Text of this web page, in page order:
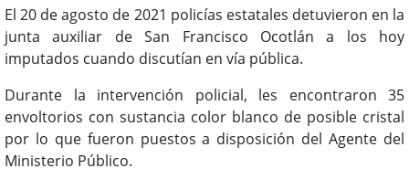
El 20 de agosto de 2021 policías estatales detuvieron en la
junta auxiliar de San Francisco Ocotlán a los hoy
imputados cuando discutían en vía pública.
Durante la intervención policial, les encontraron 35
envoltorios con sustancia color blanco de posible cristal
por lo que fueron puestos a disposición del Agente del
Ministerio Público.